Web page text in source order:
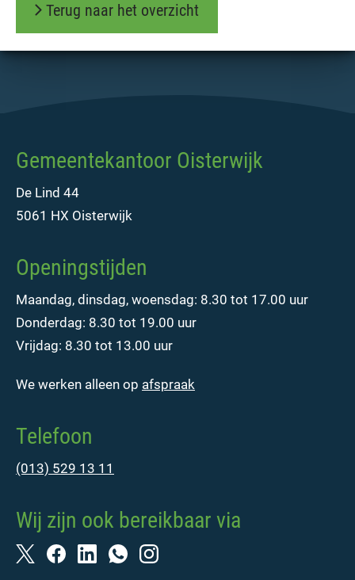
Terug naar het overzicht
Gemeentekantoor Oisterwijk
De Lind 44
5061 HX Oisterwijk
Openingstijden
Maandag, dinsdag, woensdag: 8.30 tot 17.00 uur
Donderdag: 8.30 tot 19.00 uur
Vrijdag: 8.30 tot 13.00 uur
We werken alleen op afspraak
Telefoon
(013) 529 13 11
Wij zijn ook bereikbaar via